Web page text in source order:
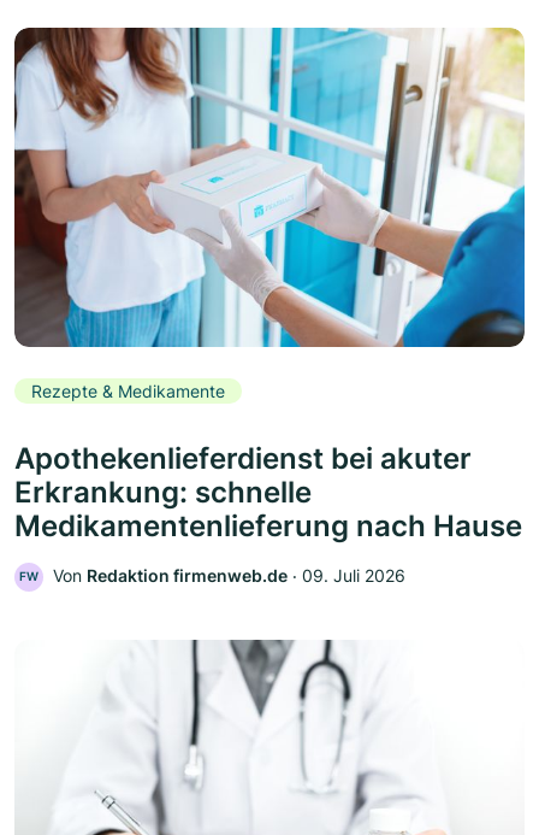
Rezepte & Medikamente
Apothekenlieferdienst bei akuter
Erkrankung: schnelle
Medikamentenlieferung nach Hause
FW Von Redaktion firmenweb.de ‧ 09. Juli 2026